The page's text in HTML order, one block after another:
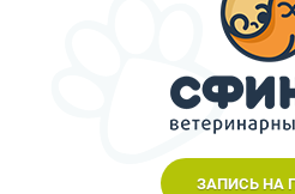
ЗАПИСЬ НА